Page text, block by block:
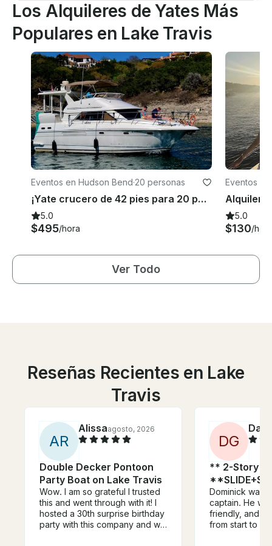
Los Alquileres de Yates Más
Populares en Lake Travis
Eventos en Hudson Bend·20 personas
¡Yate crucero de 42 pies para 20 pasajeros! Incluye estéreo a todo volumen, baño
5.0
$495/hora
Eventos
Alquiler
5.0
$130/hora
Ver Todo
Reseñas Recientes en Lake
Travis
AR
Alissaagosto, 2026
Double Decker Pontoon
Party Boat on Lake Travis
Wow. I am so grateful I trusted
this and went through with it! I
hosted a 30th surprise birthday
party with this company and we
DG
** 2-Story
Dominick was
captain. He
friendly, and
from start to